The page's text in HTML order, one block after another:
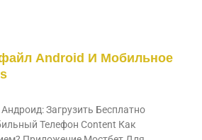
Android И Мобильное
Загрузить Бесплатно
Телефон Content Как